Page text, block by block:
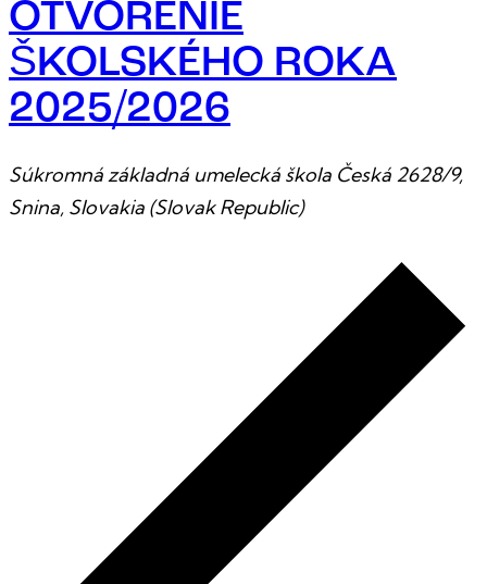
OTVORENIE
ŠKOLSKÉHO ROKA
2025/2026
Súkromná základná umelecká škola Česká 2628/9,
Snina, Slovakia (Slovak Republic)